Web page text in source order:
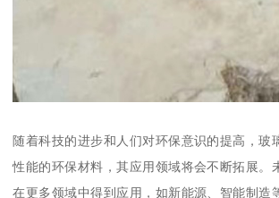
随着科技的进步和人们对环保意识的提高，玻
性能的环保材料，其应用领域将会不断拓展。
在更多领域中得到应用，如新能源、智能制造